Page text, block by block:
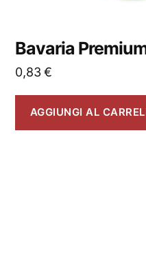
Bavaria
0,83€
AGGIUNGI AL